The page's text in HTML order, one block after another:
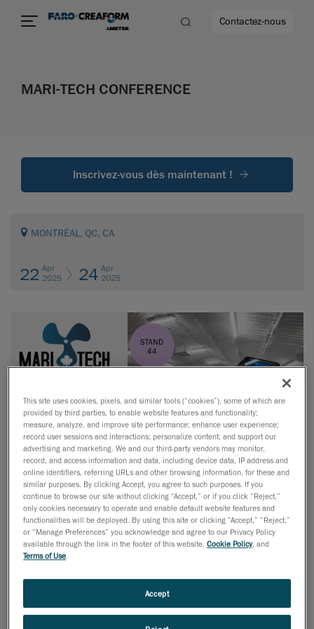
Contactez-nous
MARI-TECH CONFERENCE
Inscrivez-vous dès maintenant !
MONTRÉAL, QC, CA
22 Apr
2025
24 Apr
2025
Nous sommes ravis de vous inviter à l'événement Mari-
Tech 2025, dédié au développement naval du Québec et
du Canada. Cet événement mettra en lumière les
CREAFORM, une entreprise 100% québécoise, est engagée
envers l'innovation continue. Avec plus de 20 ans
This site uses cookies, pixels, and similar tools (“cookies”), some of which are
provided by third parties, to enable website features and functionality;
measure, analyze, and improve site performance; enhance user experience;
record user sessions and interactions; personalize content; and support our
advertising and marketing. We and our third-party vendors may monitor,
record, and access information and data, including device data, IP address and
online identifiers, referring URLs and other browsing information, for these and
similar purposes. By clicking Accept, you agree to such purposes. If you
continue to browse our site without clicking “Accept,” or if you click “Reject,”
only cookies necessary to operate and enable default website features and
functionalities will be deployed. By using this site or clicking “Accept,” “Reject,”
or “Manage Preferences” you acknowledge and agree to our Privacy Policy
available through the link in the footer of this website,Cookie Policy, and
Terms of Use.
Accept